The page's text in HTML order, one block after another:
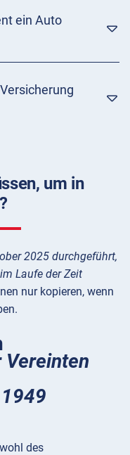
ein Auto
um in
2025 durchgeführt,
Laufe der Zeit
nur kopieren, wenn
Vereinten
des